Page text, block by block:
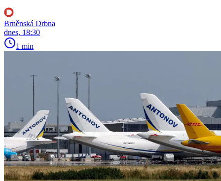
Brněnská Drbna
dnes, 18:30
1 min